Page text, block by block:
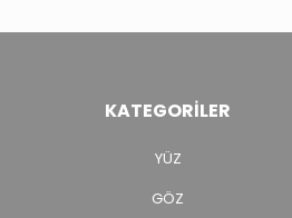
KATEGORILER
YÜZ
GÖZ